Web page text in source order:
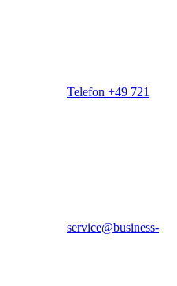
Telefon +49 721
service@business-